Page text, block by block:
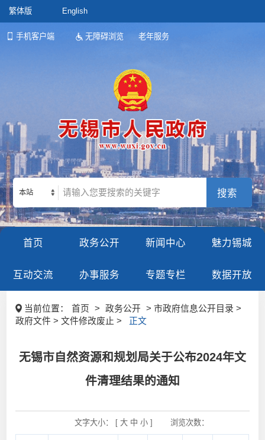
繁体版 English
手机客户端 无障碍浏览 老年服务
本站
首页 政务公开 新闻中心 魅力锡城
互动交流 办事服务 专题专栏 数据开放
当前位置： 首页 > 政务公开
> 市政府信息公开目录 >
政府文件 > 文件修改废止 >
正文
无锡市自然资源和规划局关于公布2024年文
件清理结果的通知
文字大小： [ 大 中 小] 浏览次数：